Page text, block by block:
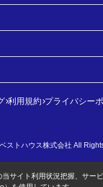
利用規約 プライバシー
ストハウス株式会社 All
サイト利用状況把握、サー